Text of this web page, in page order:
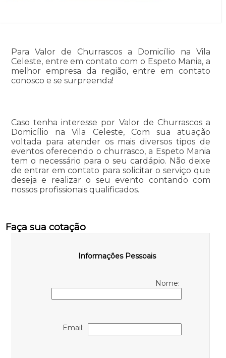
Para Valor de Churrascos a Domicílio na Vila
Celeste, entre em contato com o Espeto Mania, a
melhor empresa da região, entre em contato
conosco e se surpreenda!
Caso tenha interesse por Valor de Churrascos a
Domicílio na Vila Celeste, Com sua atuação
voltada para atender os mais diversos tipos de
eventos oferecendo o churrasco, a Espeto Mania
tem o necessário para o seu cardápio. Não deixe
de entrar em contato para solicitar o serviço que
deseja e realizar o seu evento contando com
nossos profissionais qualificados.
Faça sua cotação
Informações Pessoais
Nome:
Email: